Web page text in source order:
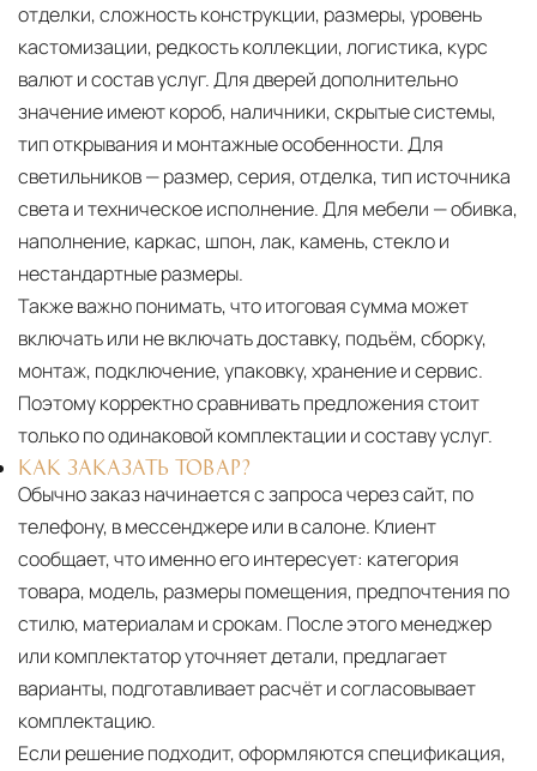
отделки, сложность конструкции, размеры, уровень
кастомизации, редкость коллекции, логистика, курс
валют и состав услуг. Для дверей дополнительно
значение имеют короб, наличники, скрытые системы,
тип открывания и монтажные особенности. Для
светильников — размер, серия, отделка, тип источника
света и техническое исполнение. Для мебели — обивка,
наполнение, каркас, шпон, лак, камень, стекло и
нестандартные размеры.
Также важно понимать, что итоговая сумма может
включать или не включать доставку, подъём, сборку,
монтаж, подключение, упаковку, хранение и сервис.
Поэтому корректно сравнивать предложения стоит
только по одинаковой комплектации и составу услуг.
КАК ЗАКАЗАТЬ ТОВАР?
Обычно заказ начинается с запроса через сайт, по
телефону, в мессенджере или в салоне. Клиент
сообщает, что именно его интересует: категория
товара, модель, размеры помещения, предпочтения по
стилю, материалам и срокам. После этого менеджер
или комплектатор уточняет детали, предлагает
варианты, подготавливает расчёт и согласовывает
комплектацию.
Если решение подходит, оформляются спецификация,